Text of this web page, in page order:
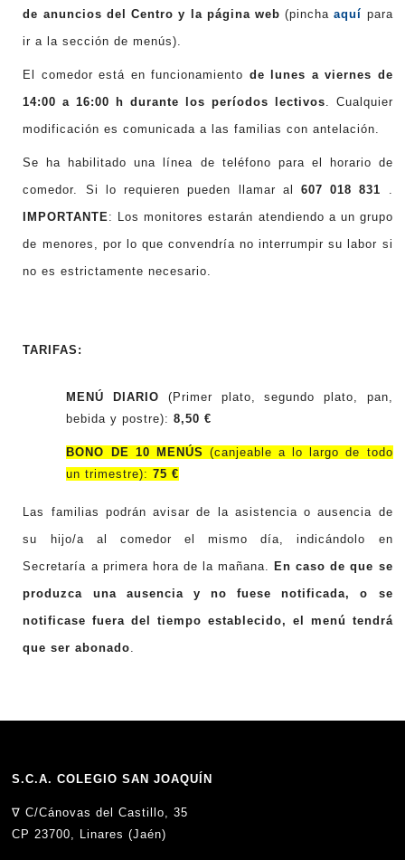
de anuncios del Centro y la página web (pinchaaquí para
ir a la sección de menús).
El comedor está en funcionamiento de lunes a viernes de
14:00 a 16:00 h durante los períodos lectivos. Cualquier
modificación es comunicada a las familias con antelación.
Se ha habilitado una línea de teléfono para el horario de
comedor. Si lo requieren pueden llamar al 607 018 831 .
IMPORTANTE: Los monitores estarán atendiendo a un grupo
de menores, por lo que convendría no interrumpir su labor si
no es estrictamente necesario.
TARIFAS:
MENÚ DIARIO (Primer plato, segundo plato, pan,
bebida y postre):8,50 €
BONO DE 10 MENÚS (canjeable a lo largo de todo
un trimestre): 75 €
Las familias podrán avisar de la asistencia o ausencia de
su hijo/a al comedor el mismo día, indicándolo en
Secretaría a primera hora de la mañana. En caso de que se
produzca una ausencia y no fuese notificada, o se
notificase fuera del tiempo establecido, el menú tendrá
que ser abonado.
S.C.A. COLEGIO SAN JOAQUÍN
∇C/Cánovas del Castillo, 35
CP 23700, Linares (Jaén)